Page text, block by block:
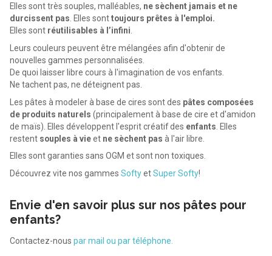
Elles sont très souples, malléables, ne sèchent jamais et ne
durcissent pas. Elles sonttoujours prêtes à l'emploi.
Elles sont réutilisables à l’infini.
Leurs couleurs peuvent être mélangées afin d'obtenir de
nouvelles gammes personnalisées.
De quoi laisser libre cours à l'imagination de vos enfants.
Ne tachent pas, ne déteignent pas.
Les pâtes à modeler à base de cires sont des pâtes composées
de produits naturels (principalement à base de cire et d'amidon
de maïs). Elles développent l'esprit créatif des enfants . Elles
restent souples à vieet ne sèchent pas à l'air libre.
Elles sont garanties sans OGM et sont non toxiques.
Découvrez vite nos gammes SoftyetSuper Softy!
Envie d'en savoir plus sur nos pâtes pour
enfants?
Contactez-nous par mail ou par téléphone.